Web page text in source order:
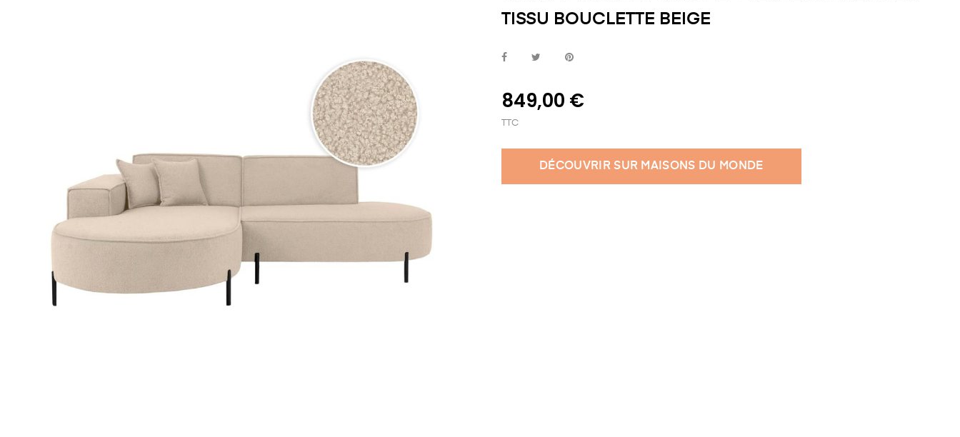
TISSU BOUCLETTE BEIGE
849,00 €
TTC
DÉCOUVRIR SUR MAISONS DU MONDE